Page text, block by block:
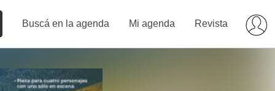
Buscá en la agenda Mi agenda Revista